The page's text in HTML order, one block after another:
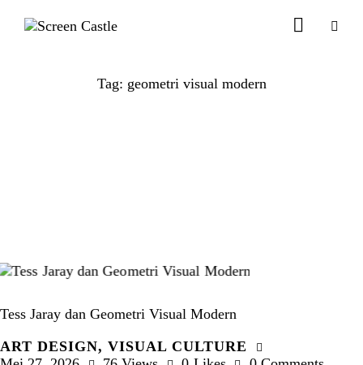
Tag: geometri visual modern
Tess Jaray dan Geometri Visual Modern
ART DESIGN, VISUAL CULTURE